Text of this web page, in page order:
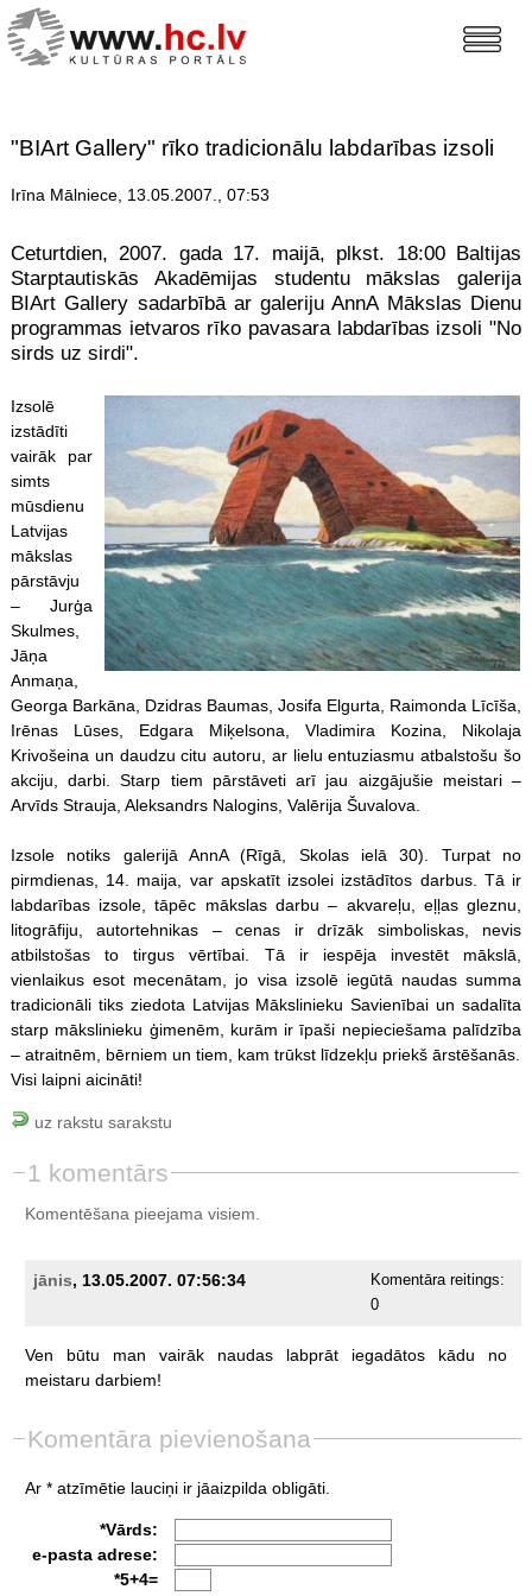
"BIArt Gallery" rīko tradicionālu labdarības izsoli
Irīna Mālniece, 13.05.2007., 07:53
Ceturtdien, 2007. gada 17. maijā, plkst. 18:00 Baltijas
Starptautiskās Akadēmijas studentu mākslas galerija
BIArt Gallery sadarbībā ar galeriju AnnA Mākslas Dienu
programmas ietvaros rīko pavasara labdarības izsoli "No
sirds uz sirdi".
Izsolē
izstādīti
vairāk par
simts
mūsdienu
Latvijas
mākslas
pārstāvju
– Jurģa
Skulmes,
Jāņa
Anmaņa,
Georga Barkāna, Dzidras Baumas, Josifa Elgurta, Raimonda Līcīša,
Irēnas Lūses, Edgara Miķelsona, Vladimira Kozina, Nikolaja
Krivošeina un daudzu citu autoru, ar lielu entuziasmu atbalstošu šo
akciju, darbi. Starp tiem pārstāveti arī jau aizgājušie meistari –
Arvīds Strauja, Aleksandrs Nalogins, Valērija Šuvalova.
Izsole notiks galerijā AnnA (Rīgā, Skolas ielā 30). Turpat no
pirmdienas, 14. maija, var apskatīt izsolei izstādītos darbus. Tā ir
labdarības izsole, tāpēc mākslas darbu – akvareļu, eļļas gleznu,
litogrāfiju, autortehnikas – cenas ir drīzāk simboliskas, nevis
atbilstošas to tirgus vērtībai. Tā ir iespēja investēt mākslā,
vienlaikus esot mecenātam, jo visa izsolē iegūtā naudas summa
tradicionāli tiks ziedota Latvijas Mākslinieku Savienībai un sadalīta
starp mākslinieku ģimenēm, kurām ir īpaši nepieciešama palīdzība
– atraitnēm, bērniem un tiem, kam trūkst līdzekļu priekš ārstēšanās.
Visi laipni aicināti!
uz rakstu sarakstu
1 komentārs
Komentēšana pieejama visiem.
jānis, 13.05.2007. 07:56:34
Komentāra reitings:
0
Ven būtu man vairāk naudas labprāt iegadātos kādu
no
meistaru darbiem!
Komentāra pievienošana
Ar * atzīmētie lauciņi ir jāaizpilda obligāti.
*Vārds:
e-pasta adrese:
*5+4=